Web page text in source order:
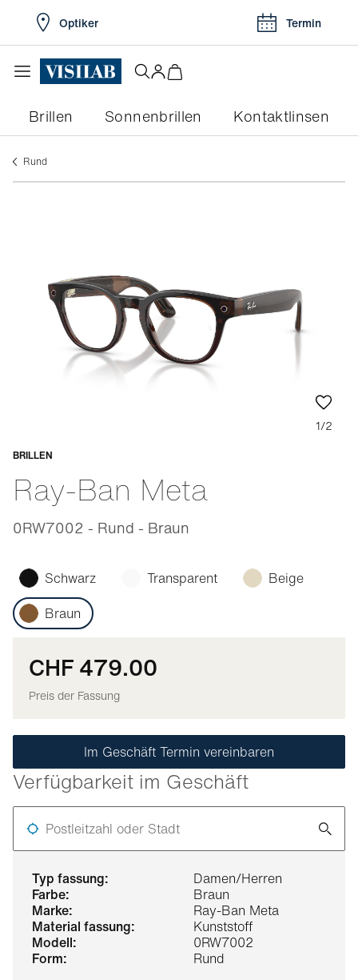
Optiker Termin
Brillen Sonnenbrillen Kontaktlinsen
rund
typ fassung:
Damen/Herren
farbe:
Braun
marke:
Ray-Ban Meta
material fassung:
Kunststoff
modell:
0RW7002
form:
Rund
1/2
BRILLEN
Ray-Ban Meta
0RW7002 - Rund - Braun
Anpassbar
Schwarz Transparent
Beige
Braun
CHF 479.00
Preis der Fassung
Im Geschäft Termin vereinbaren
Verfügbarkeit im Geschäft
Postleitzahl oder Stadt